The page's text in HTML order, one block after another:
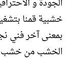
خشبية قمنا
بمعنى آخر فني
الخشب من خشب